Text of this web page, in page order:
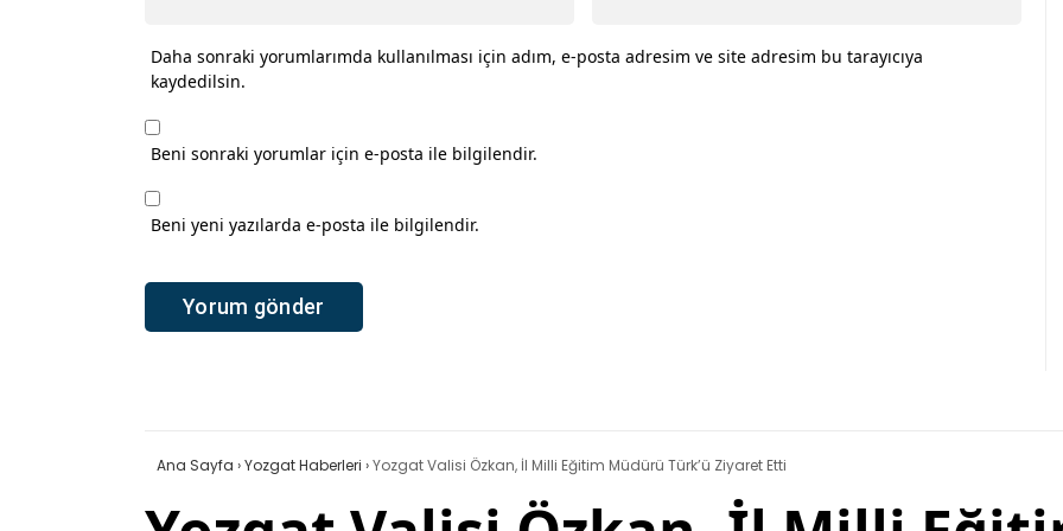
Daha sonraki yorumlarımda kullanılması için adım, e-posta adresim ve site adresim bu tarayıcıya
kaydedilsin.
Beni sonraki yorumlar için e-posta ile bilgilendir.
Beni yeni yazılarda e-posta ile bilgilendir.
Ana Sayfa ›Yozgat Haberleri ›Yozgat Valisi Özkan, İl Milli Eğitim Müdürü Türk’ü Ziyaret Etti